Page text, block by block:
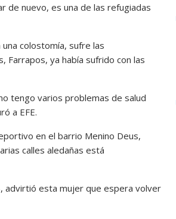
de nuevo, es una de las refugiadas
colostomía, sufre las
Farrapos, ya había sufrido con las
tengo varios problemas de salud
a EFE.
en el barrio Menino Deus,
calles aledañas está
advirtió esta mujer que espera volver